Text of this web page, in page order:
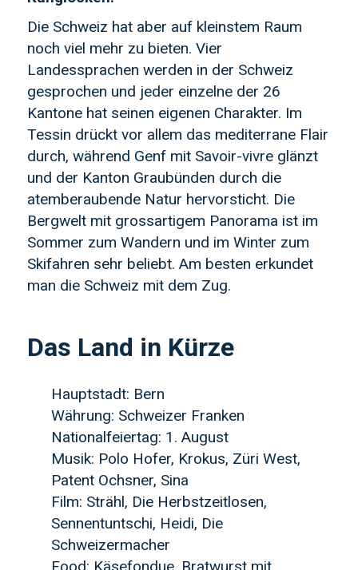
Die Schweiz hat aber auf kleinstem Raum
noch viel mehr zu bieten. Vier
Landessprachen werden in der Schweiz
gesprochen und jeder einzelne der 26
Kantone hat seinen eigenen Charakter. Im
Tessin drückt vor allem das mediterrane Flair
durch, während Genf mit Savoir-vivre glänzt
und der Kanton Graubünden durch die
atemberaubende Natur hervorsticht. Die
Bergwelt mit grossartigem Panorama ist im
Sommer zum Wandern und im Winter zum
Skifahren sehr beliebt. Am besten erkundet
man die Schweiz mit dem Zug.
Das Land in Kürze
Hauptstadt: Bern
Währung: Schweizer Franken
Nationalfeiertag: 1. August
Musik: Polo Hofer, Krokus, Züri West,
Patent Ochsner, Sina
Film: Strähl, Die Herbstzeitlosen,
Sennentuntschi, Heidi, Die
Schweizermacher
Food: Käsefondue, Bratwurst mit